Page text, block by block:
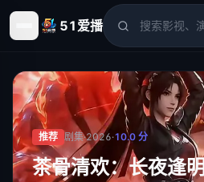
51爱播
51爱播- 电影、电视剧、动漫、
推荐 剧集·2026·10.0 分
茶骨清欢：长夜逢